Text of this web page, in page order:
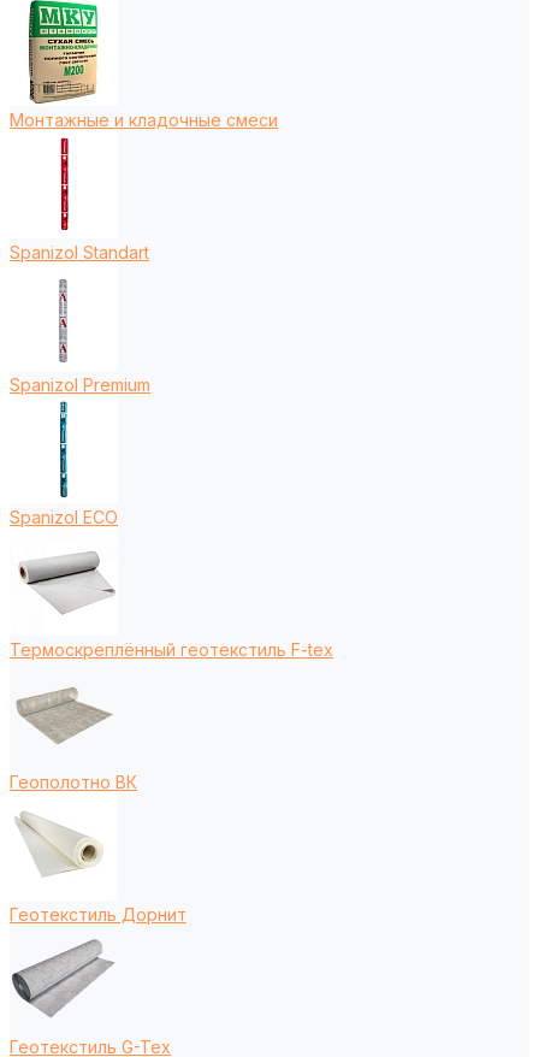
Монтажные и кладочные смеси
Spanizol Standart
Spanizol Premium
Spanizol ECO
Термоскреплённый геотекстиль F-tex
Геополотно ВК
Геотекстиль Дорнит
Геотекстиль G-Tex